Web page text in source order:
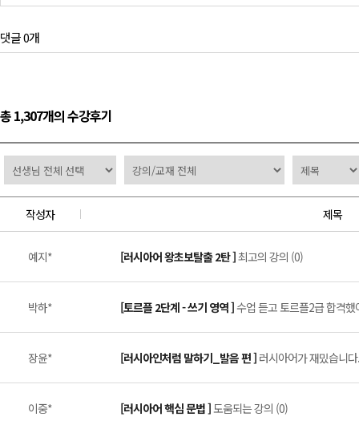
댓글 0개
총 1,307개의 수강후기
작성자 제목
예지* [러시아어 왕초보탈출 2탄 ]최고의 강의 (0)
박하* [토르플 2단계 - 쓰기 영역 ]수업 듣고 토르플2급 합격했
장윤* [러시아인처럼 말하기_발음 편 ] 러시아어가 재밌습니
이중* [러시아어 핵심 문법 ]도움되는 강의 (0)